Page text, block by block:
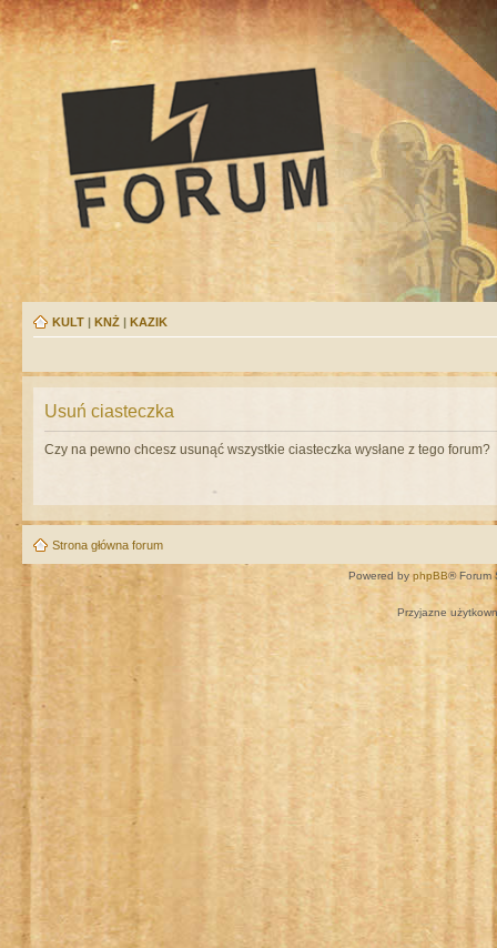
KULT | KNŻ | KAZIK
Usuń ciasteczka
Czy na pewno chcesz usunąć wszystkie ciasteczka wysłane z tego forum?
Strona główna forum
Powered by phpBB® Forum
Przyjazne